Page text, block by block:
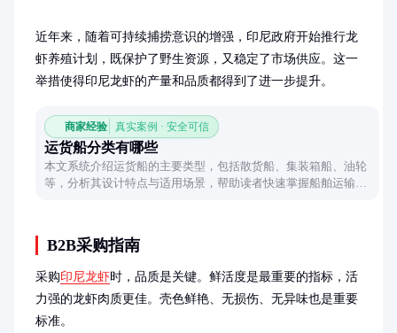
近年来，随着可持续捕捞意识的增强，印尼政府开始推行龙
虾养殖计划，既保护了野生资源，又稳定了市场供应。这一
举措使得印尼龙虾的产量和品质都得到了进一步提升。
商家经验 真实案例 · 安全可信
运货船分类有哪些
本文系统介绍运货船的主要类型，包括散货船、集装箱船、油轮
等，分析其设计特点与适用场景，帮助读者快速掌握船舶运输领
B2B采购指南
采购印尼龙虾时，品质是关键。鲜活度是最重要的指标，活
力强的龙虾肉质更佳。壳色鲜艳、无损伤、无异味也是重要
标准。